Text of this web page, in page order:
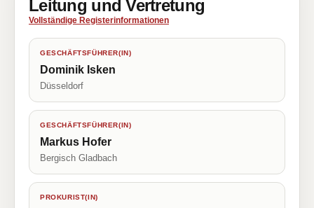
Leitung und Vertretung
Vollständige Registerinformationen
GESCHÄFTSFÜHRER(IN)
Dominik Isken
Düsseldorf
GESCHÄFTSFÜHRER(IN)
Markus Hofer
Bergisch Gladbach
PROKURIST(IN)